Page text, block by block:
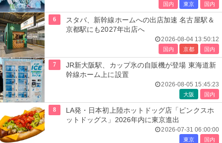
国内 東京 国内
6
スタバ、新幹線ホームへの出店加速 名古屋駅＆
京都駅にも2027年出店へ
2026-08-04 13:50:12
国内 京都 国内
7
JR新大阪駅、カップ氷の自販機が登場 東海道新
幹線ホーム上に設置
2026-08-05 15:45:23
大阪 国内
8
LA発・日本初上陸ホットドッグ店「ピンクスホ
ットドッグス」2026年内に東京進出
2026-07-31 06:00:00
東京 国内